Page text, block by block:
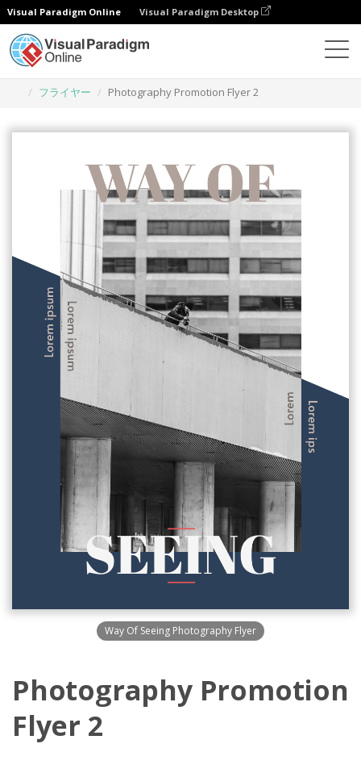
Visual Paradigm Online Visual Paradigm Desktop
フライヤー
Photography Promotion Flyer 2
Way Of Seeing Photography Flyer
Photography Promotion
Flyer 2